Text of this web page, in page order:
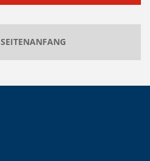
SEITENANFANG